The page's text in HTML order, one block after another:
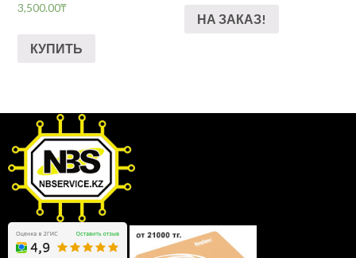
3,500.00₸
КУПИТЬ
НА ЗАКАЗ!